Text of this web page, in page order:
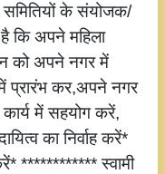
समितियों के संयोजक/
कि अपने महिला
को अपने नगर में
प्रारंभ कर,अपने नगर
में सहयोग करें,
का निर्वाह करें*
************ स्वामी